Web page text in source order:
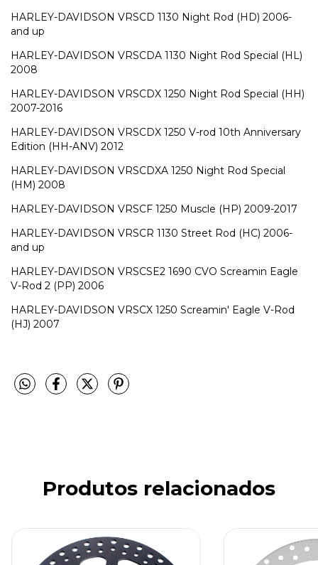
HARLEY-DAVIDSON VRSCD 1130 Night Rod (HD) 2006-
and up
HARLEY-DAVIDSON VRSCDA 1130 Night Rod Special (HL)
2008
HARLEY-DAVIDSON VRSCDX 1250 Night Rod Special (HH)
2007-2016
HARLEY-DAVIDSON VRSCDX 1250 V-rod 10th Anniversary
Edition (HH-ANV) 2012
HARLEY-DAVIDSON VRSCDXA 1250 Night Rod Special
(HM) 2008
HARLEY-DAVIDSON VRSCF 1250 Muscle (HP) 2009-2017
HARLEY-DAVIDSON VRSCR 1130 Street Rod (HC) 2006-
and up
HARLEY-DAVIDSON VRSCSE2 1690 CVO Screamin Eagle
V-Rod 2 (PP) 2006
HARLEY-DAVIDSON VRSCX 1250 Screamin' Eagle V-Rod
(HJ) 2007
Produtos relacionados